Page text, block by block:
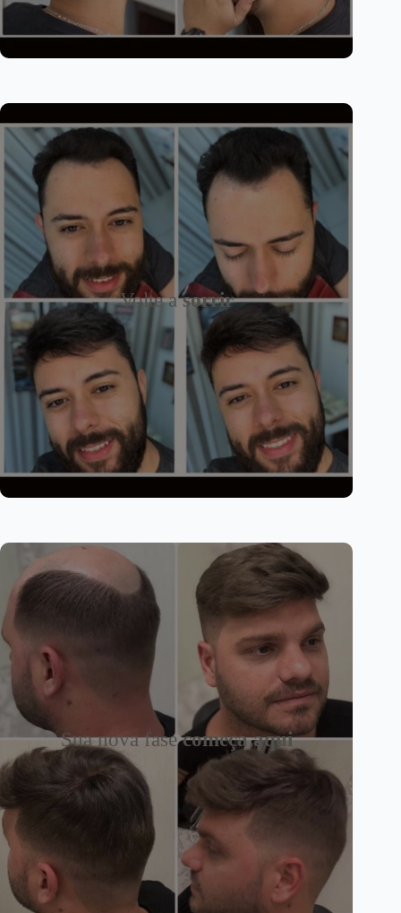
Volte asorrir
Sua nova fasecomeça aqui